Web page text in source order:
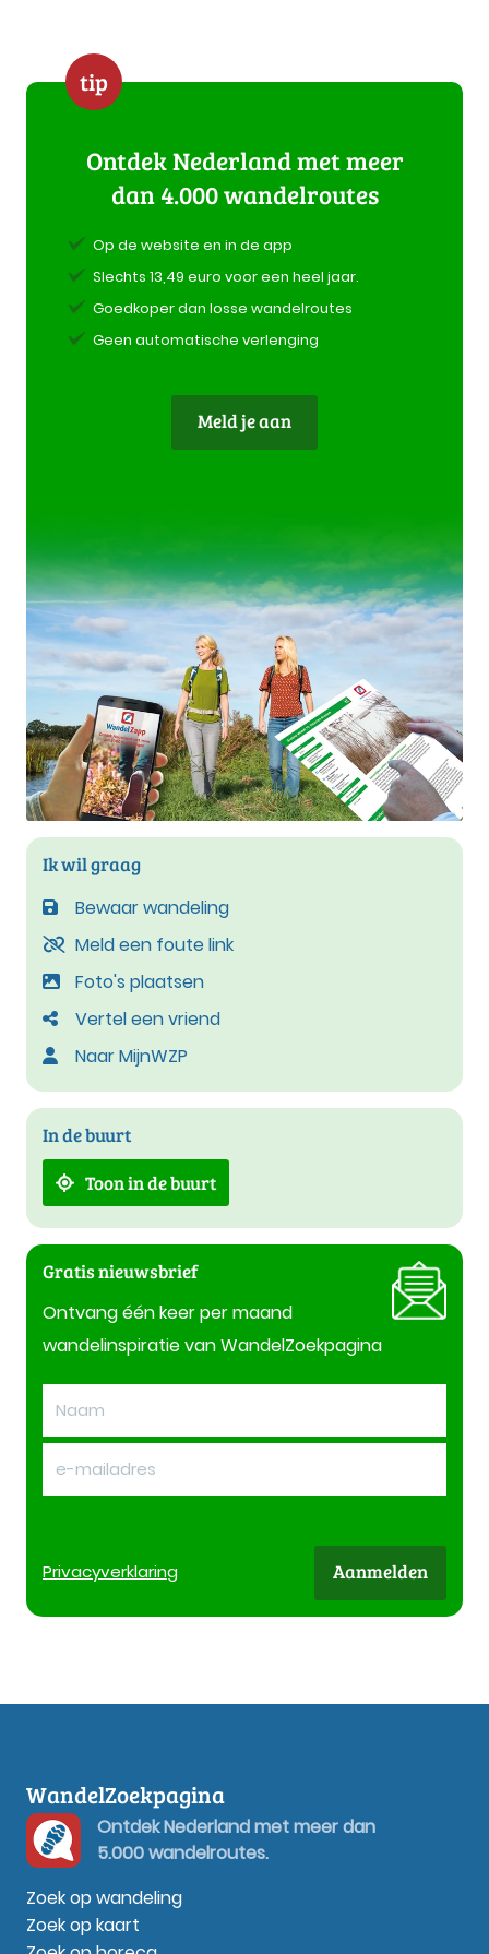
tip
Ontdek Nederland met meer
dan 4.000 wandelroutes
Op de website en in de app
Slechts 13,49 euro voor een heel jaar.
Goedkoper dan losse wandelroutes
Geen automatische verlenging
Meld je aan
Ik wil graag
Bewaar wandeling
Meld een foute link
Foto's plaatsen
Vertel een vriend
Naar MijnWZP
In de buurt
Toon in de buurt
Gratis nieuwsbrief
Ontvang één keer per maand
wandelinspiratie van WandelZoekpagina
Privacyverklaring Aanmelden
WandelZoekpagina
Ontdek Nederland met meer dan
5.000 wandelroutes.
Zoek op wandeling
Zoek op kaart